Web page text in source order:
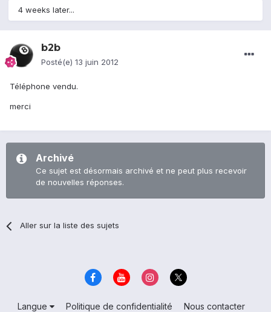
4 weeks later...
b2b
Posté(e) 13 juin 2012
Téléphone vendu.
merci
Archivé
Ce sujet est désormais archivé et ne peut plus recevoir
de nouvelles réponses.
Aller sur la liste des sujets
Langue Politique de confidentialité Nous contacter